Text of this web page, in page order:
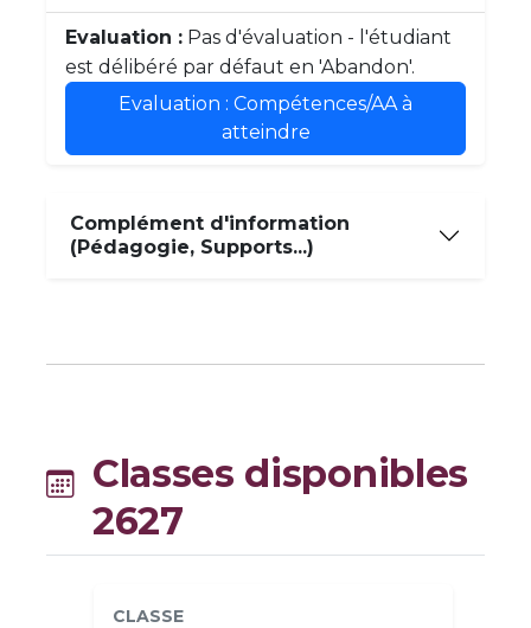
Evaluation : Pas d'évaluation - l'étudiant
est délibéré par défaut en 'Abandon'.
Evaluation : Compétences/AA à
atteindre
Complément d'information
(Pédagogie, Supports...)
Classes disponibles
2627
CLASSE